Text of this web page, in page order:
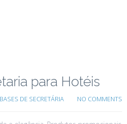
para Hotéis
BASES DE SECRETÁRIA NO COMMENTS